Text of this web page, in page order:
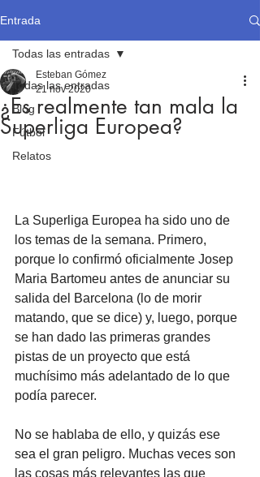
Entrada
Todas las entradas
Blog
Fútbol
Relatos
Todas las entradas
¿Es realmente tan mala la
Superliga Europea?
Esteban Gómez
21 nov 2020
La Superliga Europea ha sido uno de
los temas de la semana. Primero,
porque lo confirmó oficialmente Josep
Maria Bartomeu antes de anunciar su
salida del Barcelona (lo de morir
matando, que se dice) y, luego, porque
se han dado las primeras grandes
pistas de un proyecto que está
muchísimo más adelantado de lo que
podía parecer.
No se hablaba de ello, y quizás ese
sea el gran peligro. Muchas veces son
las cosas más relevantes las que